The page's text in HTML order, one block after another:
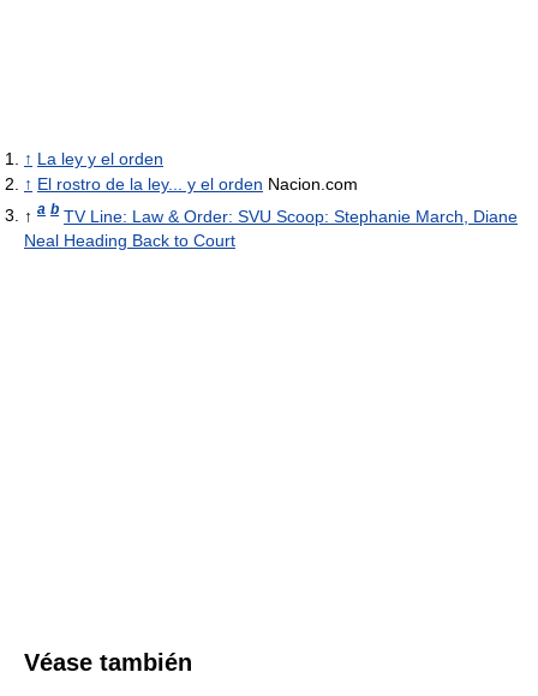
↑ La ley y el orden
↑ El rostro de la ley... y el orden Nacion.com
↑ a b TV Line: Law & Order: SVU Scoop: Stephanie March, Diane
Neal Heading Back to Court
Véase también